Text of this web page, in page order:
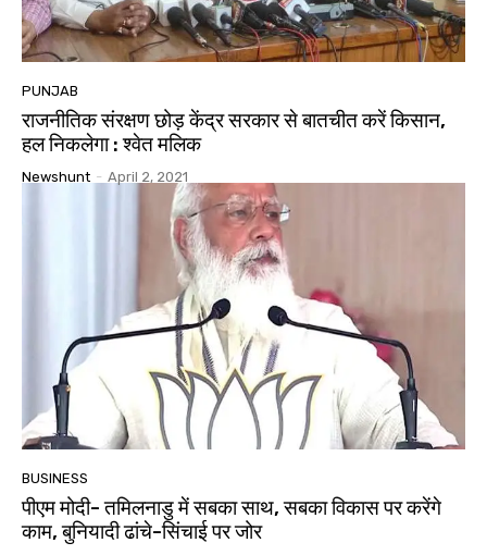
PUNJAB
राजनीतिक संरक्षण छोड़ केंद्र सरकार से बातचीत करें किसान,
हल निकलेगा : श्वेत मलिक
Newshunt - April 2, 2021
BUSINESS
पीएम मोदी- तमिलनाडु में सबका साथ, सबका विकास पर करेंगे
काम, बुनियादी ढांचे-सिंचाई पर जोर